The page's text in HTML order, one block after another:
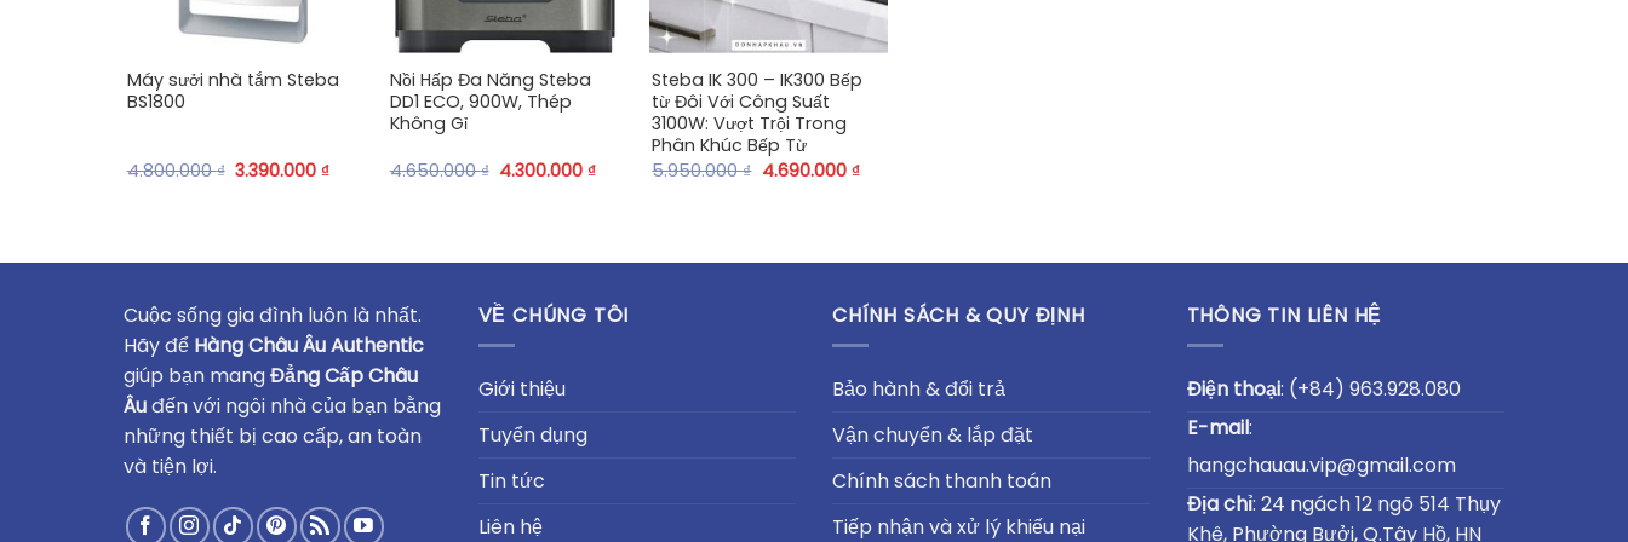
Máy sưởi nhà tắm Steba
BS1800
4.800.000₫ 3.390.000 ₫
+
Nồi Hấp Đa Năng Steba
DD1 ECO, 900W, Thép
Không Gỉ
4.650.000₫ 4.300.000 ₫
+
Steba IK 300 – IK300 Bếp
từ Đôi Với Công Suất
3100W: Vượt Trội Trong
Phân Khúc Bếp Từ
5.950.000₫ 4.690.000 ₫
Cuộc sống gia đình luôn là nhất.
Hãy để Hàng Châu Âu Authentic
giúp bạn mangĐẳng Cấp Châu
Âuđến với ngôi nhà của bạn bằng
những thiết bị cao cấp, an toàn
và tiện lợi.
VỀ CHÚNG TÔI
Giới thiệu
Tuyển dụng
Tin tức
Liên hệ
CHÍNH SÁCH & QUY ĐỊNH
Bảo hành & đổi trả
Vận chuyển & lắp đặt
Chính sách thanh toán
Tiếp nhận và xử lý khiếu nại
THÔNG TIN LIÊN HỆ
Điện thoại: (+84) 963.928.080
E-mail:
hangchauau.vip@gmail.com
Địa chỉ: 24 ngách 12 ngõ 514 Thụy
Khê, Phường Bưởi, Q.Tây Hồ, HN